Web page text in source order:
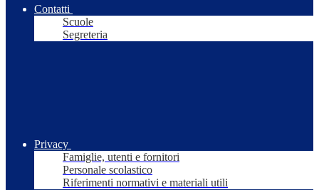
Contatti
Scuole
Segreteria
Privacy
Famiglie, utenti e fornitori
Personale scolastico
Riferimenti normativi e materiali utili